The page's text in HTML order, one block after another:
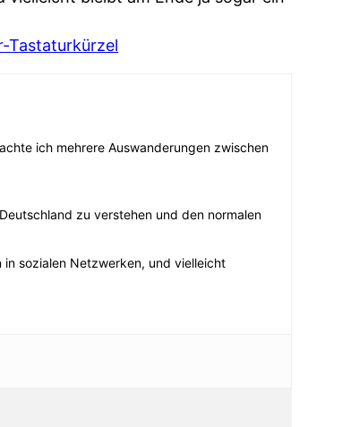
Tastaturkürzel
ich mehrere Auswanderungen zwischen
zu verstehen und den normalen
in sozialen Netzwerken, und vielleicht